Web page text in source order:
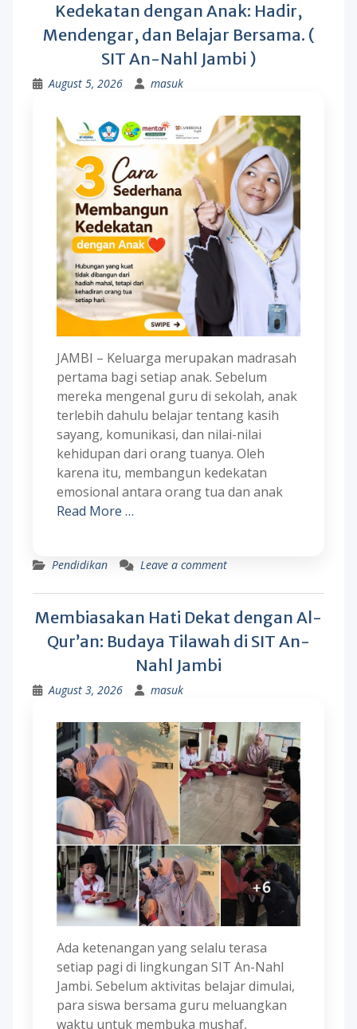
Kedekatan dengan Anak: Hadir,
Mendengar, dan Belajar Bersama. (
SIT An-Nahl Jambi )
August 5, 2026 masuk
JAMBI – Keluarga merupakan madrasah
pertama bagi setiap anak. Sebelum
mereka mengenal guru di sekolah, anak
terlebih dahulu belajar tentang kasih
sayang, komunikasi, dan nilai-nilai
kehidupan dari orang tuanya. Oleh
karena itu, membangun kedekatan
emosional antara orang tua dan anak
Read More …
Pendidikan Leave a comment
Membiasakan Hati Dekat dengan Al-
Qur’an: Budaya Tilawah di SIT An-
Nahl Jambi
August 3, 2026 masuk
Ada ketenangan yang selalu terasa
setiap pagi di lingkungan SIT An-Nahl
Jambi. Sebelum aktivitas belajar dimulai,
para siswa bersama guru meluangkan
waktu untuk membuka mushaf,